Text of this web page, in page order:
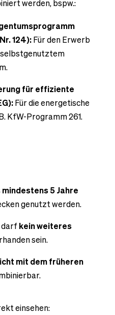
werden, bspw.:
124):Für den Erwerb
selbstgenutztem
für effiziente
Für die energetische
KfW-Programm 261.
mindestens 5 Jahre
genutzt werden.
darf kein weiteres
sein.
mit dem früheren
einsehen: